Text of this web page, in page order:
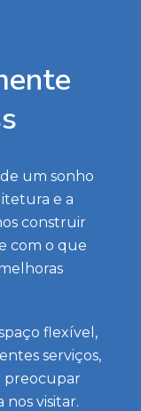
um sonho
e a
construir
com o que
flexível,
serviços,
preocupar
nos visitar.